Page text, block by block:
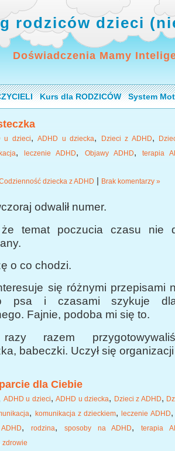
rodziców dzieci
Doświadczenia Mamy
Kurs dla RODZICÓW System
u dzieci,ADHD u dziecka, Dzieci z ADHD,
,leczenie ADHD, Objawy ADHD,
terapia
dziecka z ADHD | Brak komentarzy »
odwalił numer.
że temat poczucia czasu nie
o co chodzi.
się różnymi przepisami
psa i czasami szykuje
Fajnie, podoba mi się to.
razem
babeczki. Uczył się
dla Ciebie
ADHD u dzieci,ADHD u dziecka, Dzieci z ADHD,
, komunikacja z dzieckiem,leczenie ADHD
,rodzina, sposoby na ADHD,terapia
zdrowie